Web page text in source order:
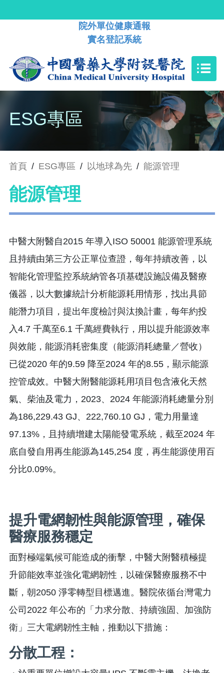
院外單位健康通報
實名登記系統
ESG專區
首頁 / ESG專區 / 以地球為先 / 能源管理
能源管理
中醫大附醫自2015 年導入ISO 50001 能源管理系統
且持續由第三方公正單位查證，每年持續改善，以
智能化管理監控系統納管各項基礎設施設備及醫療
儀器，以大數據統計分析能源耗用情形，找出具節
能潛力項目，提出年度檢討與汰換計畫，每年約投
入4.7 千萬至6.1 千萬經費執行，用以提升能源效率
與效能，能源消耗密集度（能源消耗總量／營收）
已從2020 年的9.59 降至2024 年的8.55，顯示能源
控管成效。中醫大附醫能源耗用項目包含液化天然
氣、柴油及電力，2023、2024 年能源消耗總量分別
為186,229.43 GJ、222,760.10 GJ，電力用量達
97.13%，且持續增建太陽能發電系統，截至2024 年
底自發自用再生能源為145,254 度，再生能源使用百
分比0.09%。
提升電網韌性與能源管理，確保
醫療服務穩定
面對極端氣候可能造成的衝擊，中醫大附醫積極提
升節能效率並強化電網韌性，以確保醫療服務不中
斷，朝2050 淨零轉型目標邁進。醫院依循台灣電力
公司2022 年公布的「力求分散、持續強固、加強防
衛」三大電網韌性主軸，推動以下措施：
分散工程：